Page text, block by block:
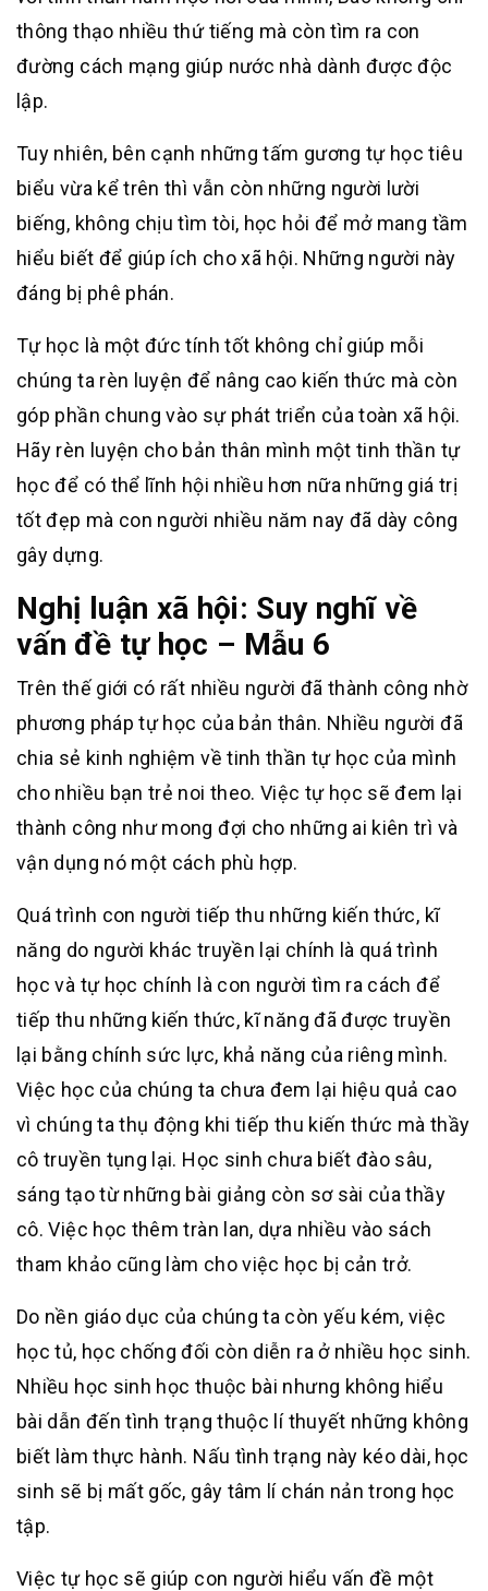
thông thạo nhiều thứ tiếng mà còn tìm ra con
đường cách mạng giúp nước nhà dành được độc
lập.
Tuy nhiên, bên cạnh những tấm gương tự học tiêu
biểu vừa kể trên thì vẫn còn những người lười
biếng, không chịu tìm tòi, học hỏi để mở mang tầm
hiểu biết để giúp ích cho xã hội. Những người này
đáng bị phê phán.
Tự học là một đức tính tốt không chỉ giúp mỗi
chúng ta rèn luyện để nâng cao kiến thức mà còn
góp phần chung vào sự phát triển của toàn xã hội.
Hãy rèn luyện cho bản thân mình một tinh thần tự
học để có thể lĩnh hội nhiều hơn nữa những giá trị
tốt đẹp mà con người nhiều năm nay đã dày công
gây dựng.
Nghị luận xã hội: Suy nghĩ về
vấn đề tự học – Mẫu 6
Trên thế giới có rất nhiều người đã thành công nhờ
phương pháp tự học của bản thân. Nhiều người đã
chia sẻ kinh nghiệm về tinh thần tự học của mình
cho nhiều bạn trẻ noi theo. Việc tự học sẽ đem lại
thành công như mong đợi cho những ai kiên trì và
vận dụng nó một cách phù hợp.
Quá trình con người tiếp thu những kiến thức, kĩ
năng do người khác truyền lại chính là quá trình
học và tự học chính là con người tìm ra cách để
tiếp thu những kiến thức, kĩ năng đã được truyền
lại bằng chính sức lực, khả năng của riêng mình.
Việc học của chúng ta chưa đem lại hiệu quả cao
vì chúng ta thụ động khi tiếp thu kiến thức mà thầy
cô truyền tụng lại. Học sinh chưa biết đào sâu,
sáng tạo từ những bài giảng còn sơ sài của thầy
cô. Việc học thêm tràn lan, dựa nhiều vào sách
tham khảo cũng làm cho việc học bị cản trở.
Do nền giáo dục của chúng ta còn yếu kém, việc
học tủ, học chống đối còn diễn ra ở nhiều học sinh.
Nhiều học sinh học thuộc bài nhưng không hiểu
bài dẫn đến tình trạng thuộc lí thuyết những không
biết làm thực hành. Nấu tình trạng này kéo dài, học
sinh sẽ bị mất gốc, gây tâm lí chán nản trong học
tập.
Việc tự học sẽ giúp con người hiểu vấn đề một